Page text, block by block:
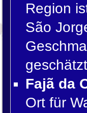
Region
São
Fajã da
Ort für